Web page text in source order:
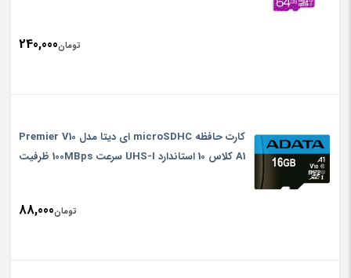
تومان240,000
کارت حافظه microSDHC ای دیتا مدل Premier V10
A1 کلاس 10 استاندارد UHS-I سرعت 100MBps ظرفیت
تومان88,000